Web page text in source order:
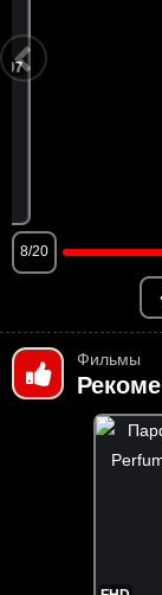
8/20
Фильмы